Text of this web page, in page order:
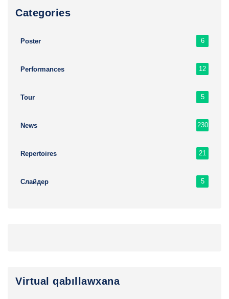
Сategories
Poster 6
Performances 12
Tour 5
News 230
Repertoires 21
Слайдер 5
Virtual qabıllawxana